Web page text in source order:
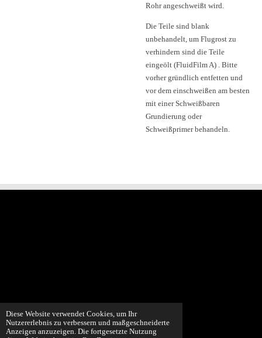
Diese Website verwendet Cookies, um Ihr
Nutzererlebnis zu verbessern und maßgeschneiderte
Anzeigen anzuzeigen. Die fortgesetzte Nutzung
Rohr angeschweißt wird.
Die Teile sind blank
unbehandelt, um Flugrost zu
verhindern sind die Teile
eingeölt (FluidFilm A) . Bitte
vorher gründlich entfetten und
vor dem einschweißen am besten
mit einer Schweißbaren
Grundierung oder
Schweißprimer behandeln.
© 2022 - 2026 SolidFused3D